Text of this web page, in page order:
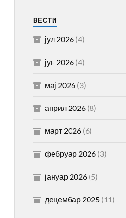
ВЕСТИ
јул 2026(4)
јун 2026(4)
мај 2026(3)
април 2026(8)
март 2026(6)
фебруар 2026(3)
јануар 2026(5)
децембар 2025(11)